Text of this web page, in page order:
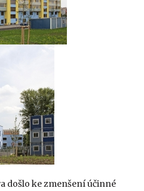
došlo ke zmenšení účinné